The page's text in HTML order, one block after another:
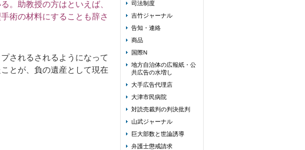
。助教授の方はといえば、
術の材料にすることも辞さ
されるされるようになって
とが、負の遺産として現在
司法制度
吉竹ジャーナル
告知・連絡
商品
国際N
地方自治体の広報紙・公
共広告の水増し
大手広告代理店
大津市民病院
対読売裁判の判決批判
山武ジャーナル
巨大部数と世論誘導
弁護士懲戒請求